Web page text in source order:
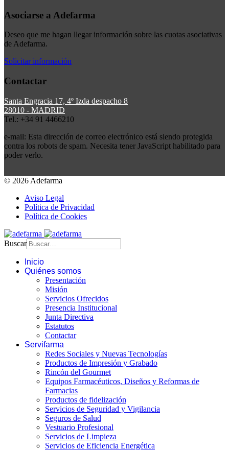
Asociarse a Adefarma
Deseo que me hagan llegar información sobre las cuotas asociativas
de Adefarma.
Solicitar información
Contactar
Santa Engracia 17, 4º Izda despacho 8
28010 - MADRID
Tel.: +34 91 4466210
e-mail: Esta dirección de correo electrónico está siendo protegida
contra los robots de spam. Necesita tener JavaScript habilitado para
poder verlo.
© 2026 Adefarma
Aviso Legal
Política de Privacidad
Política de Cookies
Buscar
Inicio
Quiénes somos
Presentación
Misión
Servicios Ofrecidos
Presencia Institucional
Junta Directiva
Estatutos
Contactar
Servifarma
Redes Sociales y Nuevas Tecnologías
Productos de Impresión y Grabado
Rincón del Gourmet
Equipos Farmacéuticos, Diseños y Reformas de
Farmacias
Productos de fidelización
Servicios de Seguridad y Vigilancia
Seguros de Salud
Vestuario Profesional
Servicios de Limpieza
Servicios de Eficiencia Energética